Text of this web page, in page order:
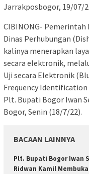
Jarrakposbogor, 19/07/
CIBINONG-
Dinas Perhubungan
kalinya menerapkan
secara elektronik,
Uji secara Elektronik
Frequency
Plt. Bupati Bogor Iwan
Bogor, Senin (18/7/22).
BACAAN LAINNYA
Plt. Bupati Bogor Iwan
Ridwan Kamil